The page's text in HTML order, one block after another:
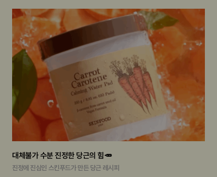
대체불가 수분 진정한 당근의 힘🥕
진정에 진심인 스킨푸드가 만든 당근 레시피